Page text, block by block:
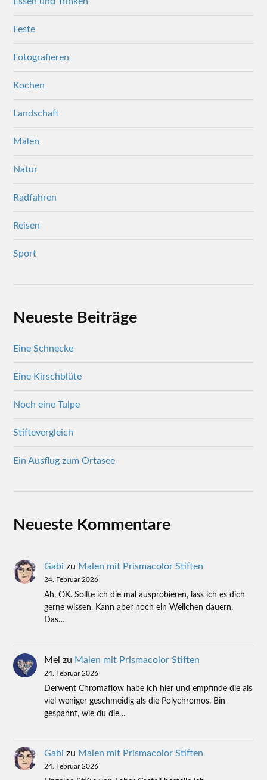
Feste
Fotografieren
Kochen
Landschaft
Malen
Natur
Radfahren
Reisen
Sport
Neueste Beiträge
Eine Schnecke
Eine Kirschblüte
Noch eine Tulpe
Stiftevergleich
Ein Ausflug zum Ortasee
Neueste Kommentare
Gabi zu Malen mit Prismacolor Stiften
24. Februar 2026
Ah, OK. Sollte ich die mal ausprobieren, lass ich es dich
gerne wissen. Kann aber noch ein Weilchen dauern.
Das…
Mel zu Malen mit Prismacolor Stiften
24. Februar 2026
Derwent Chromaflow habe ich hier und empfinde die als
viel weniger geschmeidig als die Polychromos. Bin
gespannt, wie du die…
Gabi zu Malen mit Prismacolor Stiften
24. Februar 2026